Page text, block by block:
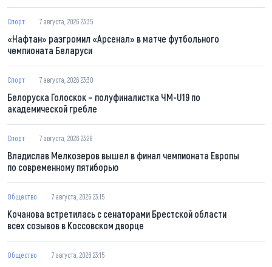
Спорт 7 августа, 2026 23:35
«Нафтан» разгромил «Арсенал» в матче футбольного
чемпионата Беларуси
Спорт 7 августа, 2026 23:30
Белоруска Голоскок – полуфиналистка ЧМ-U19 по
академической гребле
Спорт 7 августа, 2026 23:28
Владислав Мелкозеров вышел в финал чемпионата Европы
по современному пятиборью
Общество 7 августа, 2026 23:15
Кочанова встретилась с сенаторами Брестской области
всех созывов в Коссовском дворце
Общество 7 августа, 2026 23:15